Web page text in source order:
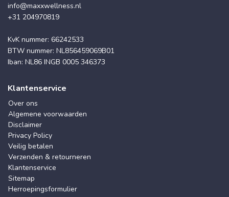
info@maxxwellness.nl
+31 204970819
KvK nummer: 66242533
BTW nummer: NL856459069B01
Iban: NL86 INGB 0005 346373
Klantenservice
Over ons
Algemene voorwaarden
Disclaimer
Privacy Policy
Veilig betalen
Verzenden & retourneren
Klantenservice
Sitemap
Herroepingsformulier